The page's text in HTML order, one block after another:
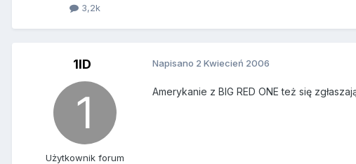
3,2k
1ID
Użytkownik forum
Napisano 2 Kwiecień 2006
Amerykanie z BIG RED ONE też się